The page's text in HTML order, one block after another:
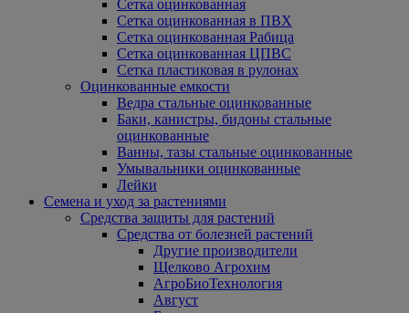
Сетка оцинкованная
Сетка оцинкованная в ПВХ
Сетка оцинкованная Рабица
Сетка оцинкованная ЦПВС
Сетка пластиковая в рулонах
Оцинкованные емкости
Ведра стальные оцинкованные
Баки, канистры, бидоны стальные
оцинкованные
Ванны, тазы стальные оцинкованные
Умывальники оцинкованные
Лейки
Семена и уход за растениями
Средства защиты для растений
Средства от болезней растений
Другие производители
Щелково Агрохим
АгроБиоТехнология
Август